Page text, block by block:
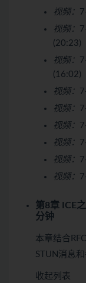
视频：
视频：
(20:23)
视频：
(16:02)
视频：
视频：
视频：
视频：
视频：
视频：
第8章 ICE
分钟
本章结合
STUN消息
收起列表